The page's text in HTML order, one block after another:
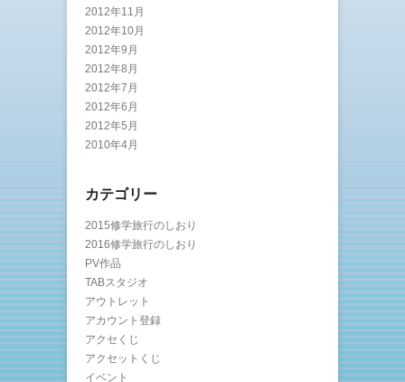
2012年11月
2012年10月
2012年9月
2012年8月
2012年7月
2012年6月
2012年5月
2010年4月
カテゴリー
2015修学旅行のしおり
2016修学旅行のしおり
PV作品
TABスタジオ
アウトレット
アカウント登録
アクセくじ
アクセットくじ
イベント